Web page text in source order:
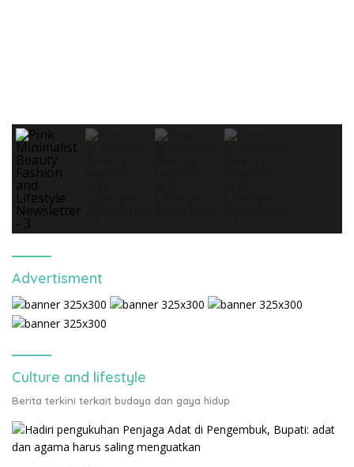
Advertisment
Culture and lifestyle
Berita terkini terkait budaya dan gaya hidup